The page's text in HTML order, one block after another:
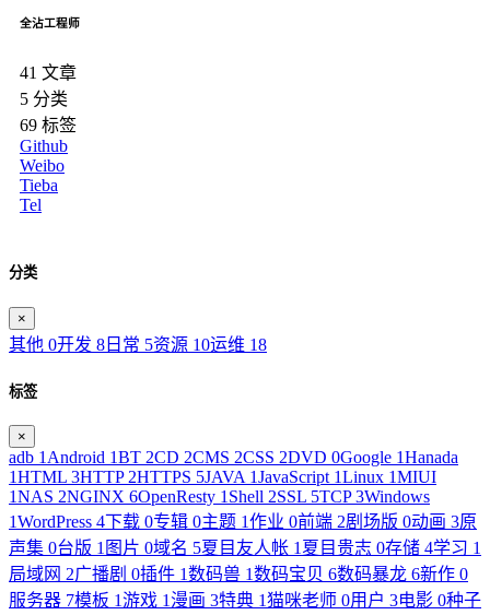
全沾工程师
41 文章
5 分类
69 标签
Github
Weibo
Tieba
Tel
分类
×
其他 0开发 8 日常 5资源 10运维 18
标签
×
adb 1 Android 1BT 2CD 2CMS 2CSS 2DVD 0Google 1Hanada
1HTML 3HTTP 2HTTPS 5JAVA 1JavaScript 1Linux 1MIUI
1NAS 2NGINX 6OpenResty 1 Shell 2SSL 5TCP3Windows
1WordPress 4下载 0专辑 0主题 1作业 0前端 2剧场版 0动画 3原
声集 0台版 1 图片 0域名 5夏目友人帐 1 夏目贵志 0存储 4学习 1
局域网 2广播剧 0插件 1数码兽 1数码宝贝 6数码暴龙 6新作 0
服务器 7模板 1游戏 1 漫画 3特典 1猫咪老师 0用户 3电影 0种子